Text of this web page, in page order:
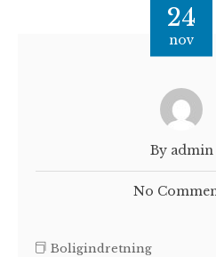
24
nov
By admin
No
Boligindretning